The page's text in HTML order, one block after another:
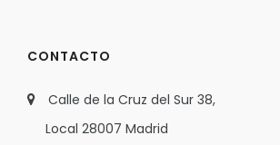
CONTACTO
Calle de la Cruz del Sur 38,
Local 28007 Madrid